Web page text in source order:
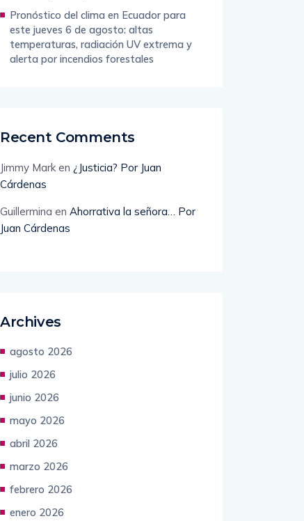
Pronóstico del clima en Ecuador para
este jueves 6 de agosto: altas
temperaturas, radiación UV extrema y
alerta por incendios forestales
Recent Comments
Jimmy Mark en ¿Justicia? Por Juan
Cárdenas
Guillermina en Ahorrativa la señora… Por
Juan Cárdenas
Archives
agosto 2026
julio 2026
junio 2026
mayo 2026
abril 2026
marzo 2026
febrero 2026
enero 2026